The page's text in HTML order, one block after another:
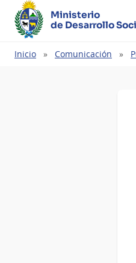
Ministerio
de Desarrollo
Ruta
Inicio Comunicación